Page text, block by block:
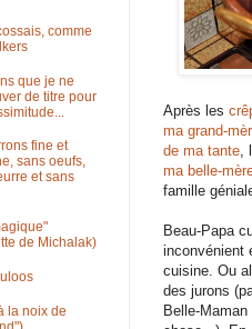
Après les
ma grand-
de ma tante,
ma belle-
famille
Beau-Papa
inconvénient
cuisine. Ou
des jurons
Belle-
comme
que je ne
de titre pour
fine et
sans oeufs,
et sans
de Michalak)
la noix de